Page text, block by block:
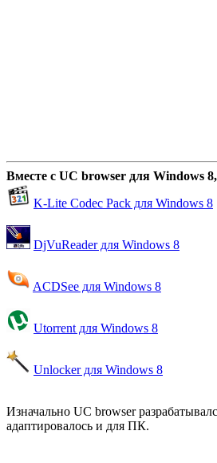
Вместе с UC browser для Windows
K-Lite Codec Pack для Windows 8
DjVuReader для Windows 8
ACDSee для Windows 8
Utorrent для Windows 8
Unlocker для Windows 8
Изначально UC browser
адаптировалось и для ПК.